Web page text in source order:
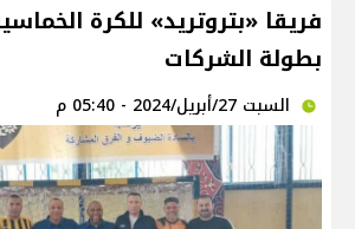
فريقا «بتروتريد» للكرة
بطولة الشركات
السبت 27/أبريل/2024 - 05:40 م